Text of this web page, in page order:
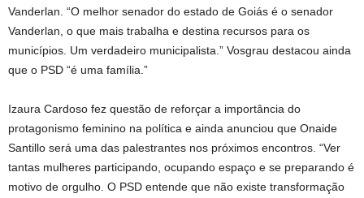
Vanderlan. “O melhor senador do estado de Goiás é o senador
Vanderlan, o que mais trabalha e destina recursos para os
municípios. Um verdadeiro municipalista.” Vosgrau destacou ainda
que o PSD “é uma família.”
Izaura Cardoso fez questão de reforçar a importância do
protagonismo feminino na política e ainda anunciou que Onaide
Santillo será uma das palestrantes nos próximos encontros. “Ver
tantas mulheres participando, ocupando espaço e se preparando é
motivo de orgulho. O PSD entende que não existe transformação